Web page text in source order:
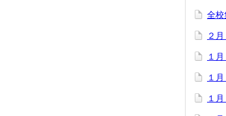
全校
２
１
１
１